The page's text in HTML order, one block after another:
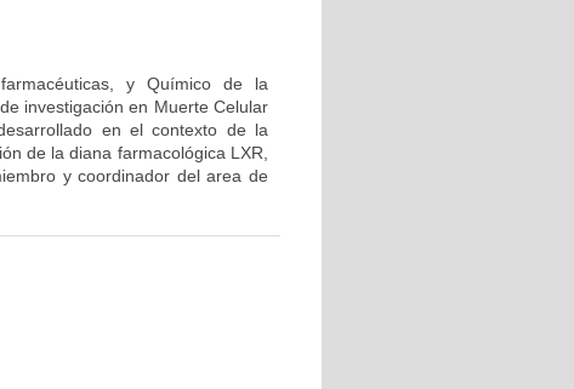
y Químico de la
investigación en Muerte Celular
en el contexto de la
de la diana farmacológica LXR,
y coordinador del area de